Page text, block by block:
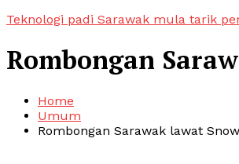
Teknologi padi Sarawak mula tarik
Rombongan
Home
Umum
Rombongan Sarawak lawat